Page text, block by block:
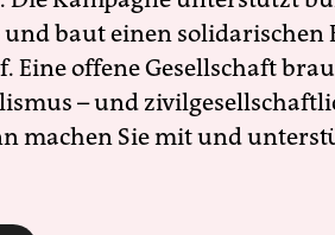
baut einen solidarischen
Eine offene Gesellschaft
– und
machen Sie mit und